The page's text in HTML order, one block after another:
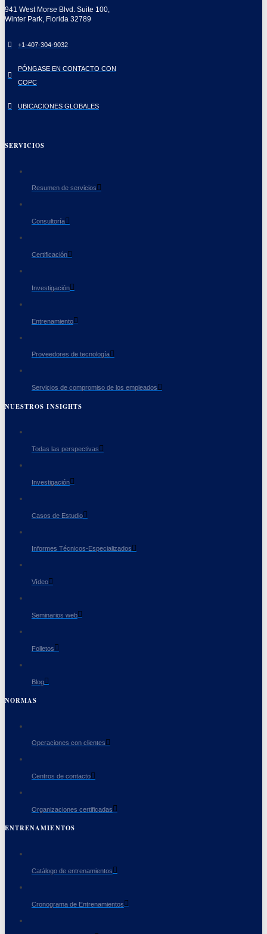
941 West Morse Blvd. Suite 100,
Winter Park, Florida 32789
+1-407-304-9032
PÓNGASE EN CONTACTO CON
COPC
UBICACIONES GLOBALES
SERVICIOS
Resumen de servicios
Consultoría
Certificación
Investigación
Entrenamiento
Proveedores de tecnología
Servicios de compromiso de los empleados
NUESTROS INSIGHTS
Todas las perspectivas
Investigación
Casos de Estudio
Informes Técnicos-Especializados
Vídeo
Seminarios web
Folletos
Blog
NORMAS
Operaciones con clientes
Centros de contacto
Organizaciones certificadas
ENTRENAMIENTOS
Catálogo de entrenamientos
Cronograma de Entrenamientos